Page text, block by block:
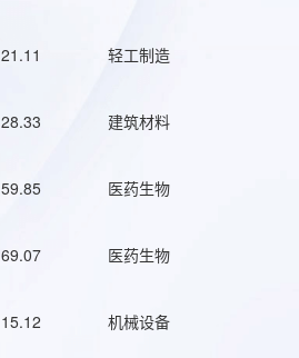
21.11 轻工制造
28.33 建筑材料
59.85 医药生物
69.07 医药生物
15.12 机械设备